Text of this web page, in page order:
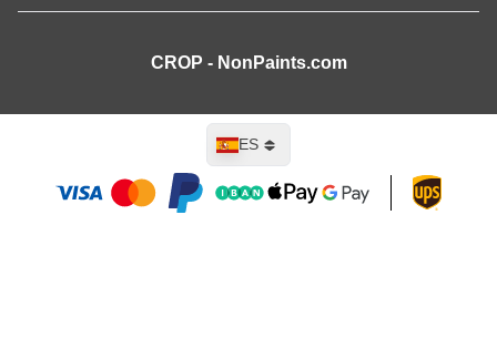
CROP - NonPaints.com
Lenguaje
ES